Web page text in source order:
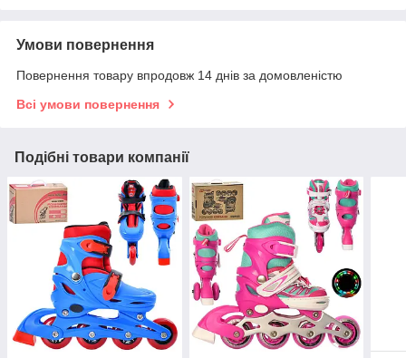
Умови повернення
Повернення товару впродовж 14 днів за домовленістю
Всі умови повернення
Подібні товари компанії